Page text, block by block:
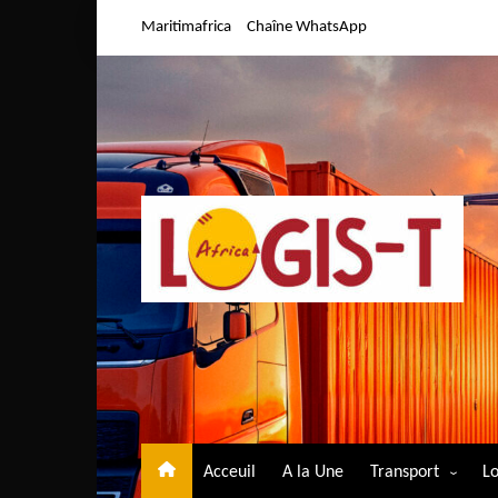
Maritimafrica Chaîne WhatsApp
Acceuil A la Une Transport